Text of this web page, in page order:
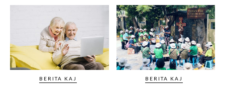
BERITA KAJ BERITA KAJ